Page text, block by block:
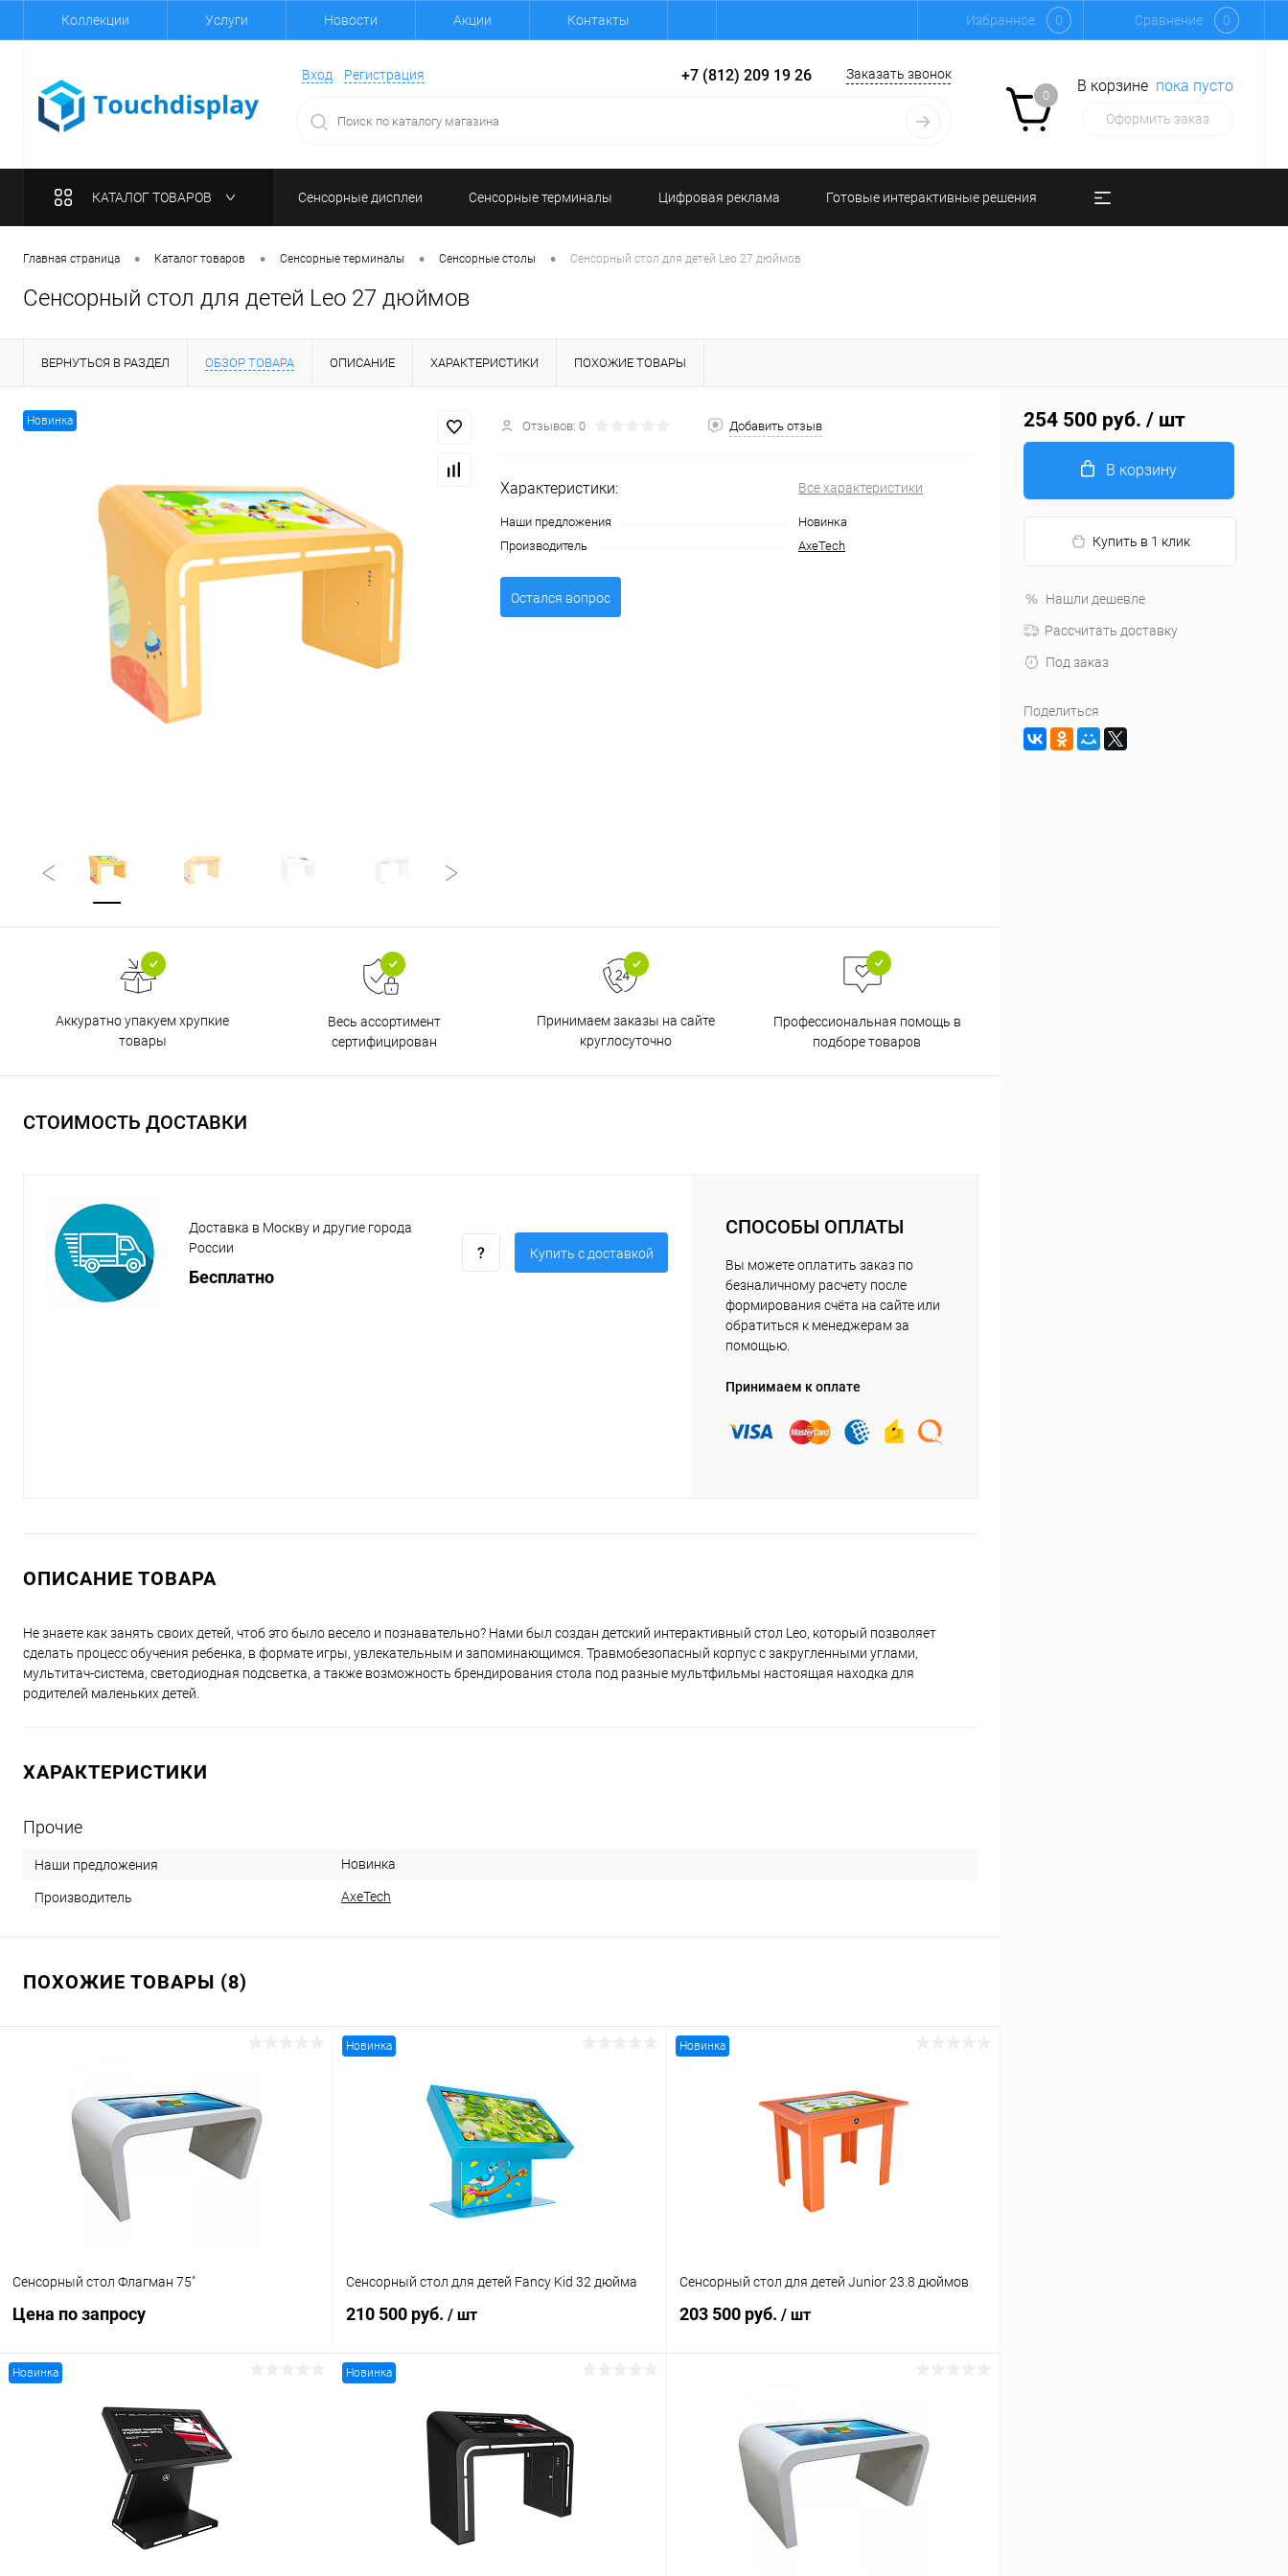
Коллекции Услуги Новости Акции Контакты Избранное 0 Сравнение 0
Вход Регистрация +7 (812) 209 19 26 Заказать звонок
0
В корзине пока пусто
Оформить заказ
КАТАЛОГ ТОВАРОВ Сенсорные дисплеи Сенсорные терминалы Цифровая реклама Готовые интерактивные решения
Главная страница • Каталог товаров • Сенсорные терминалы • Сенсорные столы • Сенсорный стол для детей Leo 27 дюймов
Сенсорный стол для детей Leo 27 дюймов
ВЕРНУТЬСЯ В РАЗДЕЛ ОБЗОР ТОВАРА ОПИСАНИЕ ХАРАКТЕРИСТИКИ ПОХОЖИЕ ТОВАРЫ
Новинка Отзывов: 0 Добавить отзыв
Характеристики: Все характеристики
Наши предложения
Новинка
Производитель
AxeTech
Остался вопрос
Аккуратно упакуем хрупкие
товары
Весь ассортимент
сертифицирован
Принимаем заказы на сайте
круглосуточно
Профессиональная помощь в
подборе товаров
СТОИМОСТЬ ДОСТАВКИ
Доставка в Москву и другие города
России
Бесплатно
Купить c доставкой
СПОСОБЫ ОПЛАТЫ
Вы можете оплатить заказ по
безналичному расчету после
формирования счёта на сайте или
обратиться к менеджерам за
помощью.
Принимаем к оплате
ОПИСАНИЕ ТОВАРА
Не знаете как занять своих детей, чтоб это было весело и познавательно? Нами был создан детский интерактивный стол Leo, который позволяет
сделать процесс обучения ребенка, в формате игры, увлекательным и запоминающимся. Травмобезопасный корпус с закругленными углами,
мультитач-система, светодиодная подсветка, а также возможность брендирования стола под разные мультфильмы настоящая находка для
родителей маленьких детей.
ХАРАКТЕРИСТИКИ
Прочие
Наши предложения Новинка
Производитель AxeTech
ПОХОЖИЕ ТОВАРЫ (8)
Сенсорный стол Флагман 75"
Цена по запросу
Запросить цену
Сравнение
Новинка
Сенсорный стол для детей Fancy Kid 32 дюйма
210 500 руб. / шт
Купить в 1 клик Сравнение
В избранное Под заказ
Новинка
Сенсорный стол для детей Junior 23.8 дюймов
203 500 руб. / шт
Купить в 1 клик Сравнение
В избранное Под заказ
Новинка Новинка
254 500 руб. / шт
В корзину
Купить в 1 клик
Нашли дешевле
Рассчитать доставку
Под заказ
Поделиться